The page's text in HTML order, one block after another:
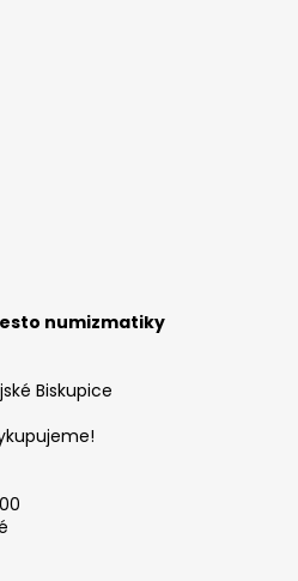
numizmatiky
Biskupice